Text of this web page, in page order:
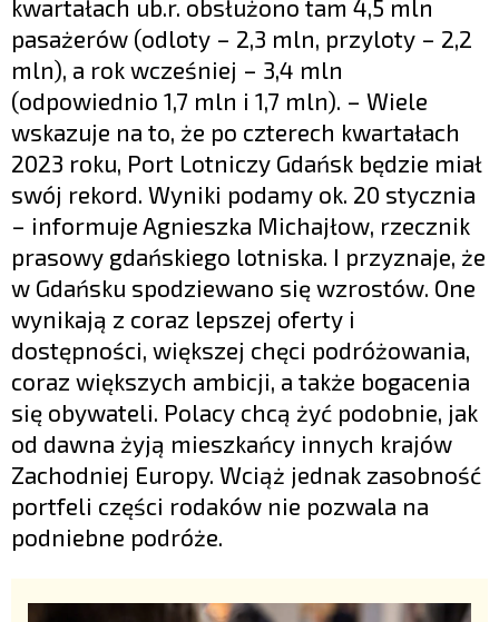
kwartałach ub.r. obsłużono tam 4,5 mln
pasażerów (odloty – 2,3 mln, przyloty – 2,2
mln), a rok wcześniej – 3,4 mln
(odpowiednio 1,7 mln i 1,7 mln). – Wiele
wskazuje na to, że po czterech kwartałach
2023 roku, Port Lotniczy Gdańsk będzie miał
swój rekord. Wyniki podamy ok. 20 stycznia
– informuje Agnieszka Michajłow, rzecznik
prasowy gdańskiego lotniska. I przyznaje, że
w Gdańsku spodziewano się wzrostów. One
wynikają z coraz lepszej oferty i
dostępności, większej chęci podróżowania,
coraz większych ambicji, a także bogacenia
się obywateli. Polacy chcą żyć podobnie, jak
od dawna żyją mieszkańcy innych krajów
Zachodniej Europy. Wciąż jednak zasobność
portfeli części rodaków nie pozwala na
podniebne podróże.